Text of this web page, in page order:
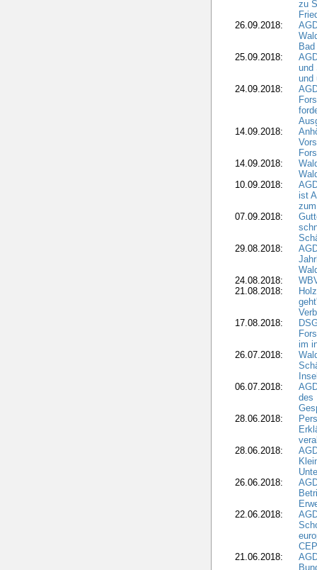
zu
26.09.2018:
25.09.2018:
und
und
24.09.2018:
14.09.2018:
14.09.2018:
10.09.2018:
ist
07.09.2018:
29.08.2018:
24.08.2018:
21.08.2018:
17.08.2018:
im
26.07.2018:
06.07.2018:
des
28.06.2018:
28.06.2018:
26.06.2018:
22.06.2018:
21.06.2018: